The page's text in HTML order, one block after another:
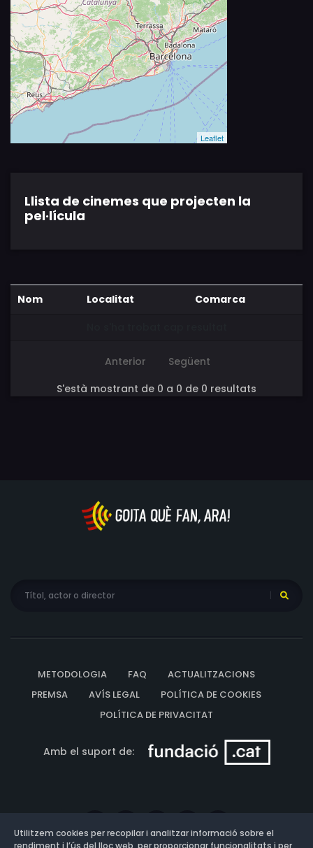
Leaflet
Llista de cinemes que projecten la
pel·lícula
Nom Localitat
Comarca
Anterior
Següent
S'està mostrant de 0 a 0 de 0 resultats
METODOLOGIA FAQ
ACTUALITZACIONS
PREMSA
AVÍS LEGAL
POLÍTICA DE COOKIES
POLÍTICA DE PRIVACITAT
Amb el suport de:
Utilitzem cookies per recopilar i analitzar informació sobre el
rendiment i l’ús del lloc web, per proporcionar funcionalitats i per